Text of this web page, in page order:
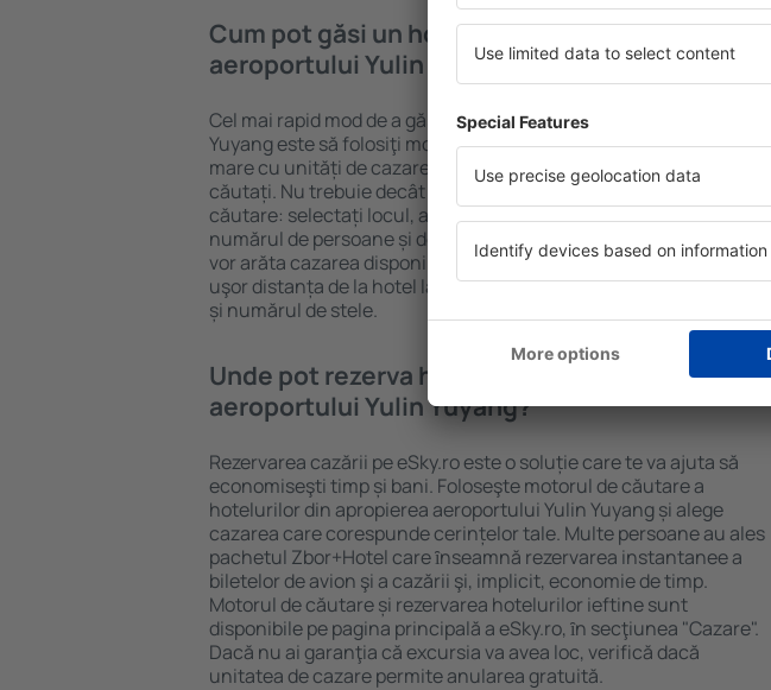
Cum pot găsi un hotel în apropierea
aeroportului Yulin Yuyang?
Cel mai rapid mod de a găsi un hotel lângă aeroportul Yulin
Yuyang este să folosiţi motorul de căutare a cazărilor eSky. Baza
mare cu unități de cazare este garanția că veți găsi ceea ce
căutați. Nu trebuie decât să completați câmpurile din motorul de
căutare: selectați locul, alegeți datele de check-in și check-out,
numărul de persoane și de camere şi gata! Rezultatele căutării vă
vor arăta cazarea disponibilă în datele selectate. Puteți vedea
uşor distanța de la hotel la aeroport, metodele de plată acceptate
și numărul de stele.
Unde pot rezerva hoteluri în apropierea
aeroportului Yulin Yuyang?
Rezervarea cazării pe eSky.ro este o soluție care te va ajuta să
economiseşti timp și bani. Foloseşte motorul de căutare a
hotelurilor din apropierea aeroportului Yulin Yuyang și alege
cazarea care corespunde cerințelor tale. Multe persoane au ales
pachetul Zbor+Hotel care ȋnseamnă rezervarea instantanee a
biletelor de avion şi a cazării şi, implicit, economie de timp.
Motorul de căutare și rezervarea hotelurilor ieftine sunt
disponibile pe pagina principală a eSky.ro, ȋn secţiunea "Cazare".
Dacă nu ai garanţia că excursia va avea loc, verifică dacă
unitatea de cazare permite anularea gratuită.